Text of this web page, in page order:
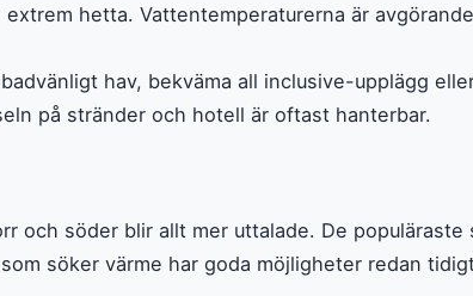
hetta. Vattentemperaturerna är
hav, bekväma all inclusive-upplägg
på stränder och hotell är oftast hanterbar.
och söder blir allt mer uttalade. De
söker värme har goda möjligheter redan